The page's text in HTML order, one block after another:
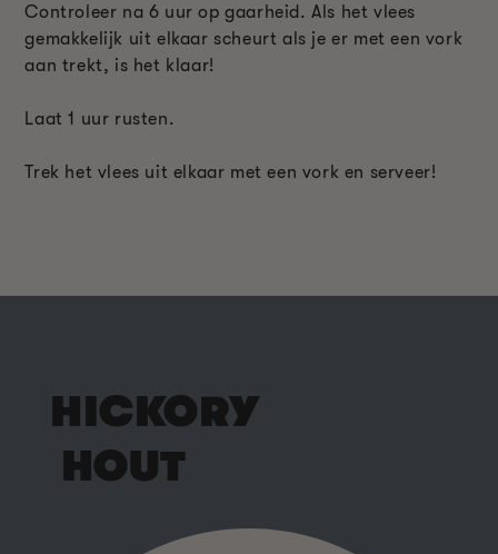
Controleer na 6 uur op gaarheid. Als het vlees
gemakkelijk uit elkaar scheurt als je er met een vork
aan trekt, is het klaar!
Laat 1 uur rusten.
Trek het vlees uit elkaar met een vork en serveer!
HICKORY
HOUT